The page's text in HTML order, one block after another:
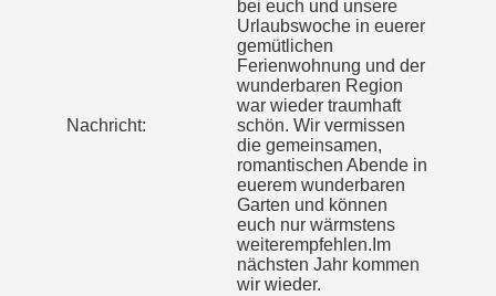
Nachricht:
bei euch und unsere
Urlaubswoche in euerer
gemütlichen
Ferienwohnung und der
wunderbaren Region
war wieder traumhaft
schön. Wir vermissen
die gemeinsamen,
romantischen Abende in
euerem wunderbaren
Garten und können
euch nur wärmstens
weiterempfehlen.Im
nächsten Jahr kommen
wir wieder.